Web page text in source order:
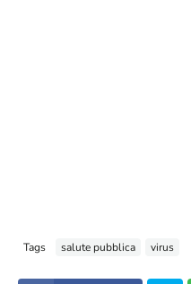
Tags salute pubblica virus